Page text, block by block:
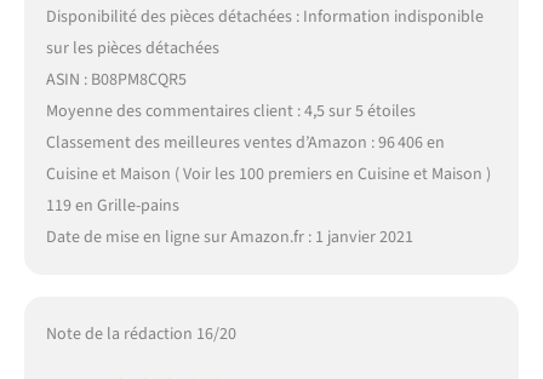
Disponibilité des pièces détachées : Information indisponible
sur les pièces détachées
ASIN : B08PM8CQR5
Moyenne des commentaires client : 4,5 sur 5 étoiles
Classement des meilleures ventes d’Amazon : 96 406 en
Cuisine et Maison ( Voir les 100 premiers en Cuisine et Maison )
119 en Grille-pains
Date de mise en ligne sur Amazon.fr : 1 janvier 2021
Note de la rédaction 16/20